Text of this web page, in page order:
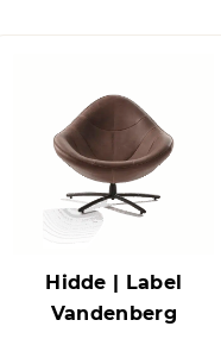
Hidde | Label
Vandenberg